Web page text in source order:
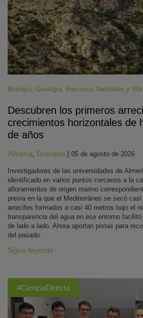
Biología, Geología, Recursos Naturales y
Descubren los primeros
crecimientos horizontales de
de años
Almería Granada | 05 de agosto de 2026
Investigadores de las universidades de
identificado en varios puntos cercanos a la
afloramientos de origen marino
previa en la que el Mediterráneo se secó
arrecifes formados a casi 40 metros bajo el
transparencia del agua en ese entorno
de lado a lado. Ahora aportan pistas para
del pasado.
Sigue leyendo
#CienciaDirecta